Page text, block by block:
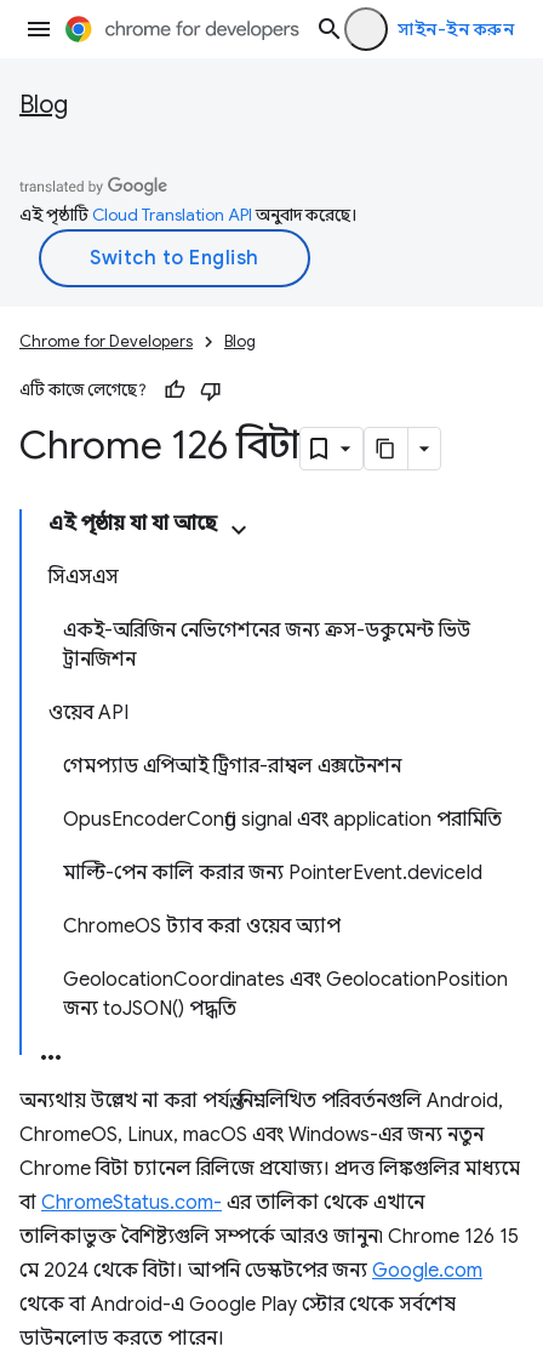
সাইন-ইন করুন
Blog
এই পৃষ্ঠাটিCloud Translation APIঅনুবাদ করেছে।
Chrome for Developers Blog
এটি কাজে লেগেছে?
Chrome 126 বিটা
এই পৃষ্ঠায় যা যা আছে
সিএসএস
একই-অরিজিন নেভিগেশনের জন্য ক্রস-ডকুমেন্ট ভিউ
ট্রানজিশন
ওয়েব API
গেমপ্যাড এপিআই ট্রিগার-রাম্বল এক্সটেনশন
OpusEncoderConfig signal এবং application পরামিতি
মাল্টি-পেন কালি করার জন্য PointerEvent.deviceId
ChromeOS ট্যাব করা ওয়েব অ্যাপ
GeolocationCoordinates এবং GeolocationPosition
জন্য toJSON() পদ্ধতি
অন্যথায় উল্লেখ না করা পর্যন্ত, নিম্নলিখিত পরিবর্তনগুলি Android,
ChromeOS, Linux, macOS এবং Windows-এর জন্য নতুন
Chrome বিটা চ্যানেল রিলিজে প্রযোজ্য। প্রদত্ত লিঙ্কগুলির মাধ্যমে
বা ChromeStatus.com- এর তালিকা থেকে এখানে
তালিকাভুক্ত বৈশিষ্ট্যগুলি সম্পর্কে আরও জানুন৷ Chrome 126 15
মে 2024 থেকে বিটা। আপনি ডেস্কটপের জন্য Google.com
থেকে বা Android-এ Google Play স্টোর থেকে সর্বশেষ
ডাউনলোড করতে পারেন।